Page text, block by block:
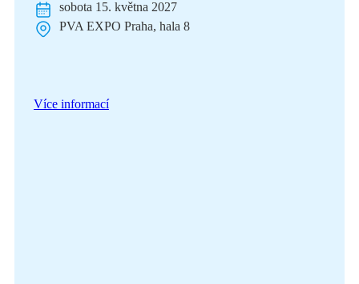
sobota 15. května 2027
PVA EXPO Praha, hala 8
Více informací